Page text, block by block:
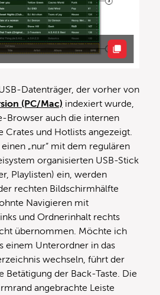
Datenträger, der vorher von
(PC/Mac) indexiert wurde,
Browser auch die internen
Crates und Hotlists angezeigt.
„nur“ mit dem regulären
organisierten USB-Stick
Playlisten) ein, werden
rechten Bildschirmhälfte
Navigieren mit
und Ordnerinhalt rechts
übernommen. Möchte ich
einem Unterordner in das
wechseln, führt der
Betätigung der Back-Taste. Die
angebrachte Leiste